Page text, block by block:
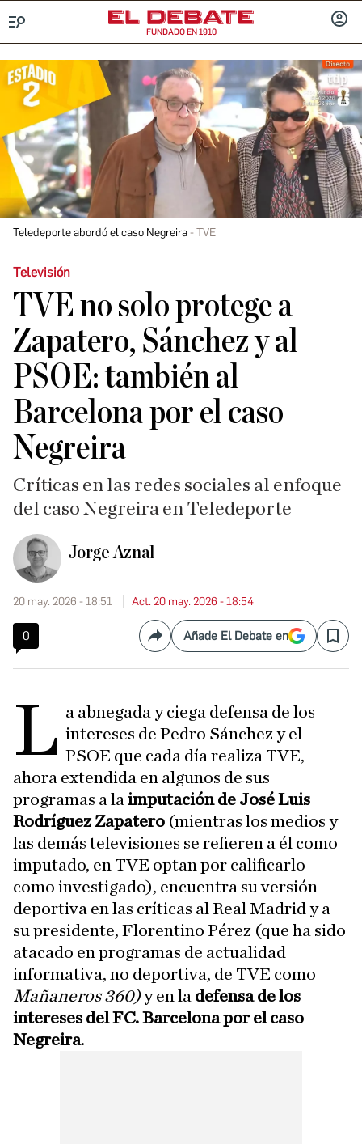
FUNDADO EN 1910
Teledeporte abordó el caso Negreira TVE
Televisión
TVE no solo protege a
Zapatero, Sánchez y al
PSOE: también al
Barcelona por el caso
Negreira
Críticas en las redes sociales al enfoque
del caso Negreira en Teledeporte
Jorge Aznal
20 may. 2026 - 18:51 Act. 20 may. 2026 - 18:54
0 CompartirAñade El Debate en Save
L a abnegada y ciega defensa de los
intereses de Pedro Sánchez y el
PSOE que cada día realiza TVE,
ahora extendida en algunos de sus
programas a la imputación de José Luis
Rodríguez Zapatero (mientras los medios y
las demás televisiones se refieren a él como
imputado, en TVE optan por calificarlo
como investigado), encuentra su versión
deportiva en las críticas al Real Madrid y a
su presidente, Florentino Pérez (que ha sido
atacado en programas de actualidad
informativa, no deportiva, de TVE como
Mañaneros 360)y en la defensa de los
intereses del FC. Barcelona por el caso
Negreira.